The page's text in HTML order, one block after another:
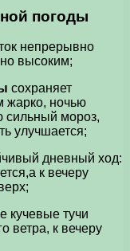
погоды
непрерывно
высоким;
сохраняет
жарко, ночью
мороз,
улучшается;
дневный ход:
к вечеру
кучевые тучи
ветра, к вечеру